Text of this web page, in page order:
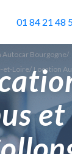
01 84 21 48
Autocar Bourgogne/
et-Loire/ Location